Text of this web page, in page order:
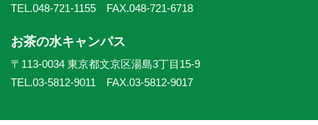
TEL.048-721-1155 FAX.048-721-6718
お茶の水キャンパス
〒113-0034 東京都文京区湯島3丁目15-9
TEL.03-5812-9011 FAX.03-5812-9017